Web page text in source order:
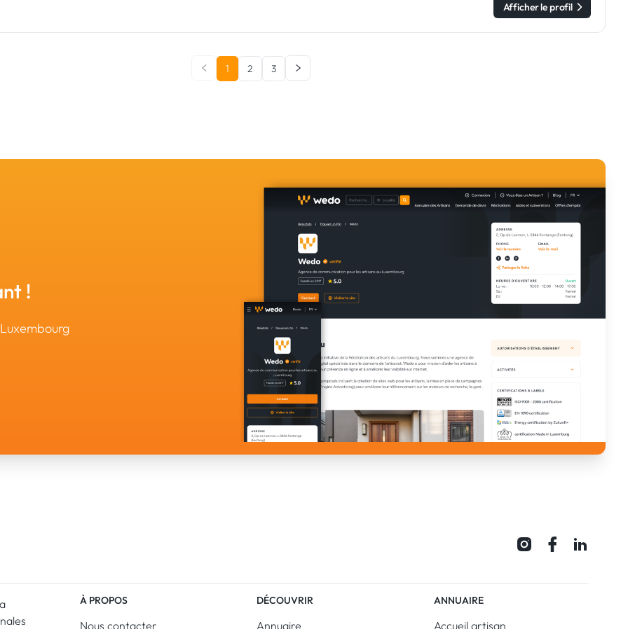
Afficher le profil
1 2 3
!
À PROPOS
Nous contacter
DÉCOUVRIR
Annuaire
ANNUAIRE
Accueil artisan